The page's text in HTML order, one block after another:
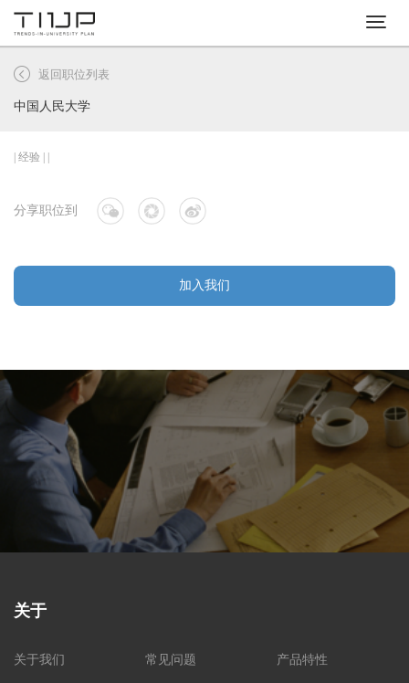
切
返回职位列表
中国人民大学
| 经验 | |
分享职位到
加入我们
关于
关于我们 常见问题 产品特性